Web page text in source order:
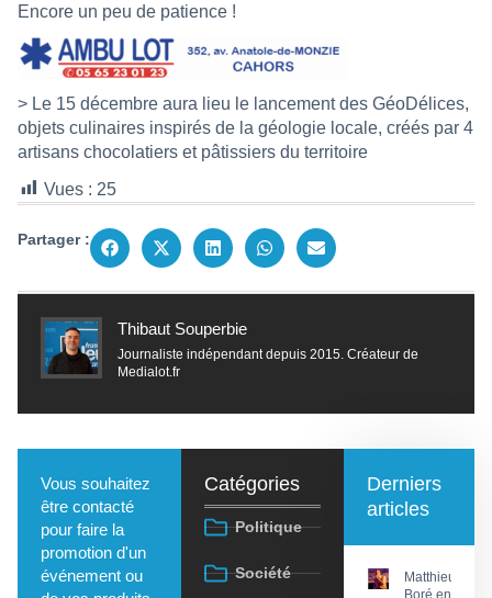
Encore un peu de patience !
> Le 15 décembre aura lieu le lancement des GéoDélices,
objets culinaires inspirés de la géologie locale, créés par 4
artisans chocolatiers et pâtissiers du territoire
Vues : 25
Partager :
Thibaut Souperbie
Journaliste indépendant depuis 2015. Créateur de
Medialot.fr
Vous souhaitez
être contacté
pour faire la
promotion d'un
événement ou
Catégories
Politique
Société
Derniers
articles
Matthieu
Boré en